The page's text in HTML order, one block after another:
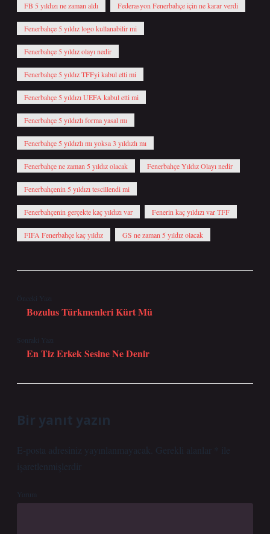
FB 5 yıldızı ne zaman aldı Federasyon Fenerbahçe için ne karar verdi
Fenerbahçe 5 yıldız logo kullanabilir mi
Fenerbahçe 5 yıldız olayı nedir
Fenerbahçe 5 yıldız TFFyi kabul etti mi
Fenerbahçe 5 yıldızı UEFA kabul etti mi
Fenerbahçe 5 yıldızlı forma yasal mı
Fenerbahçe 5 yıldızlı mı yoksa 3 yıldızlı mı
Fenerbahçe ne zaman 5 yıldız olacak Fenerbahçe Yıldız Olayı nedir
Fenerbahçenin 5 yıldızı tescillendi mi
Fenerbahçenin gerçekte kaç yıldızı var Fenerin kaç yıldızı var TFF
FIFA Fenerbahçe kaç yıldız GS ne zaman 5 yıldız olacak
Önceki Yazı
Bozulus Türkmenleri Kürt Mü
Sonraki Yazı
En Tiz Erkek Sesine Ne Denir
Bir yanıt yazın
E-posta adresiniz yayınlanmayacak. Gerekli alanlar
ile
işaretlenmişlerdir
Yorum